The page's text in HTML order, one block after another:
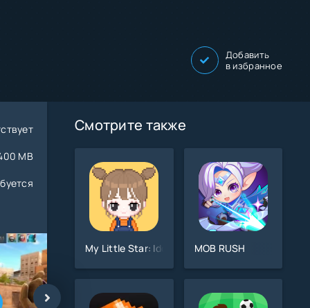
Добавить
в избранное
MB
Смотрите также
My Little Star: Idol MakerMOB RUSH